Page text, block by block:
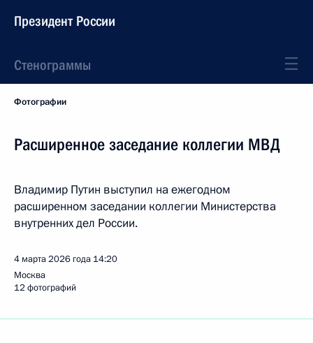
Президент России
Стенограммы
Фотографии
Расширенное заседание коллегии МВД
Владимир Путин выступил на ежегодном
расширенном заседании коллегии Министерства
внутренних дел России.
4 марта 2026 года 14:20
Москва
12 фотографий